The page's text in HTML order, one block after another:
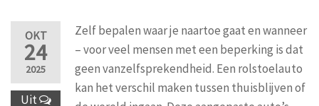
OKT
24
2025
Uit
Zelf bepalen waar je naartoe gaat en wanneer
– voor veel mensen met een beperking is dat
geen vanzelfsprekendheid. Een rolstoelauto
kan het verschil maken tussen thuisblijven of